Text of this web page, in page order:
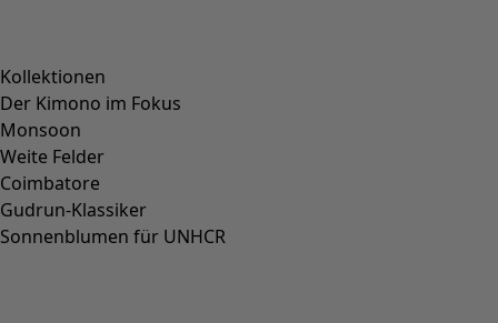
Kollektionen
Der Kimono im Fokus
Monsoon
Weite Felder
Coimbatore
Gudrun-Klassiker
Sonnenblumen für UNHCR